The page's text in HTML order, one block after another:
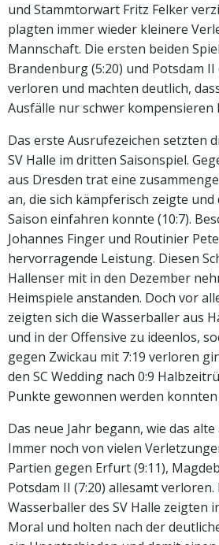
und Stammtorwart Fritz Felker
plagten immer wieder kleinere
Mannschaft. Die ersten beiden
Brandenburg (5:20) und Potsdam
verloren und machten deutlich,
Ausfälle nur schwer kompensieren
Das erste Ausrufezeichen setzten
SV Halle im dritten Saisonspiel.
aus Dresden trat eine
an, die sich kämpferisch zeigte
Saison einfahren konnte (10:7).
Johannes Finger und Routinier
hervorragende Leistung. Diesen
Hallenser mit in den Dezember
Heimspiele anstanden. Doch vor
zeigten sich die Wasserballer aus
und in der Offensive zu ideenlos,
gegen Zwickau mit 7:19 verloren
den SC Wedding nach 0:9
Punkte gewonnen werden konnten
Das neue Jahr begann, wie das
Immer noch von vielen
Partien gegen Erfurt (9:11),
Potsdam II (7:20) allesamt verloren.
Wasserballer des SV Halle zeigten
Moral und holten nach der